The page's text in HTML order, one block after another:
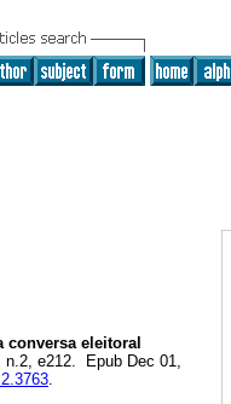
eleitoral
n.2, e212. Epub Dec 01,
.